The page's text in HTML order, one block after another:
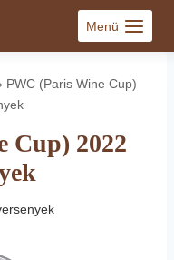
Menü
PWC (Paris Wine Cup)
Cup) 2022